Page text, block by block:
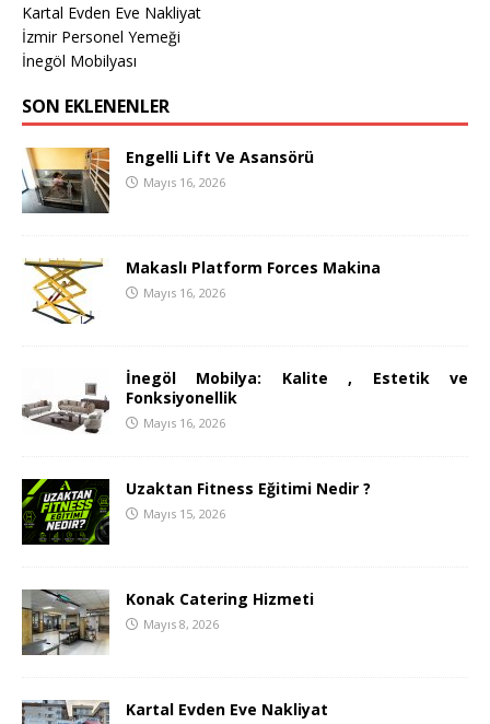
Kartal Evden Eve Nakliyat
İzmir Personel Yemeği
İnegöl Mobilyası
SON EKLENENLER
Engelli Lift Ve Asansörü
Mayıs 16, 2026
Makaslı Platform Forces Makina
Mayıs 16, 2026
İnegöl Mobilya: Kalite , Estetik ve
Fonksiyonellik
Mayıs 16, 2026
Uzaktan Fitness Eğitimi Nedir ?
Mayıs 15, 2026
Konak Catering Hizmeti
Mayıs 8, 2026
Kartal Evden Eve Nakliyat